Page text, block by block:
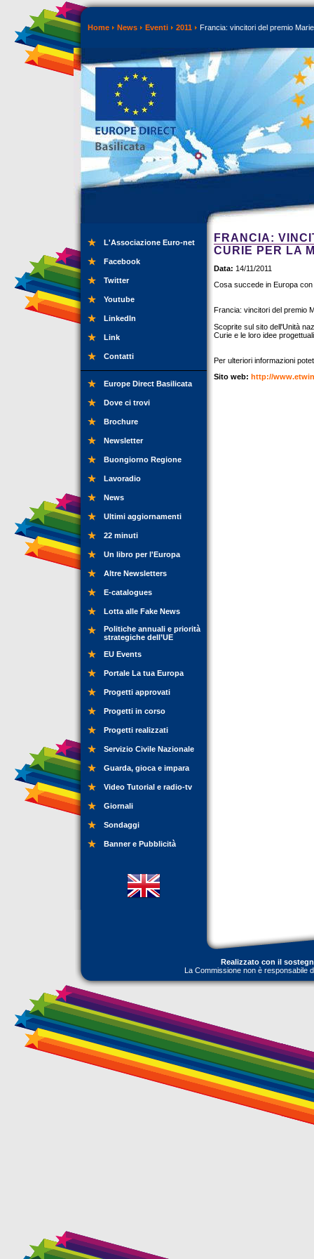
Home News Eventi 2011 Francia: vincitori del premio
L'Associazione Euro-net
Facebook
Twitter
Youtube
LinkedIn
Link
Contatti
Europe Direct Basilicata
Dove ci trovi
Brochure
Newsletter
Buongiorno Regione
Lavoradio
News
Ultimi aggiornamenti
22 minuti
Un libro per l'Europa
Altre Newsletters
E-catalogues
Lotta alle Fake News
Politiche annuali e priorità
strategiche dell’UE
EU Events
Portale La tua Europa
Progetti approvati
Progetti in corso
Progetti realizzati
Servizio Civile Nazionale
Guarda, gioca e impara
Video Tutorial e radio-tv
Giornali
Sondaggi
Banner e Pubblicità
FRANCIA:
CURIE PER LA
Data: 14/11/2011
Cosa succede in Europa con
Francia: vincitori del premio
Scoprite sul sito dell'Unità
Curie e le loro idee
Per ulteriori informazioni
Sito web: http://
Realizzato con il
La Commissione non è responsabile